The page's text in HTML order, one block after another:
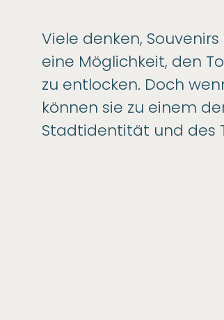
Viele denken,
eine Möglichkeit, den
zu entlocken. Doch
können sie zu einem
Stadtidentität und des